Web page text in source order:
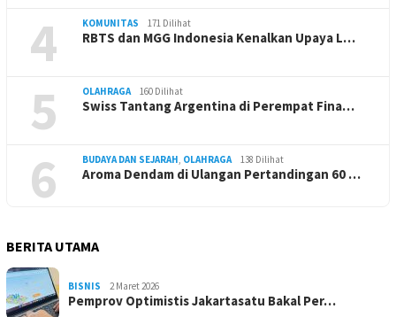
4 KOMUNITAS 171 Dilihat
RBTS dan MGG Indonesia Kenalkan Upaya L…
5 OLAHRAGA 160 Dilihat
Swiss Tantang Argentina di Perempat Fina…
6 BUDAYA DAN SEJARAH, OLAHRAGA 138 Dilihat
Aroma Dendam di Ulangan Pertandingan 60 …
BERITA UTAMA
BISNIS 2 Maret 2026
Pemprov Optimistis Jakartasatu Bakal Per…